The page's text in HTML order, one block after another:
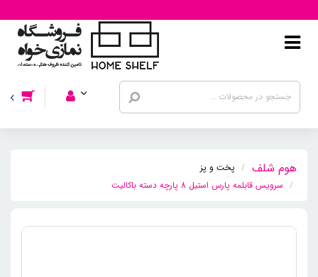
پخت و پز
سرویس قابلمه پارس استیل 8 پارچه دسته باکالیت